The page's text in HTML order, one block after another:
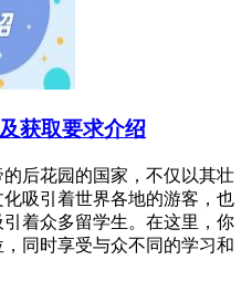
获取要求介绍
后花园的国家，不仅以其壮
吸引着世界各地的游客，也
着众多留学生。在这里，你
同时享受与众不同的学习和